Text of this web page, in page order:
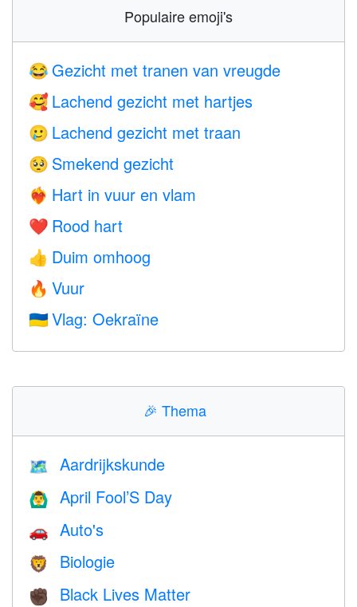
Populaire emoji's
😂 Gezicht met tranen van vreugde
🥰 Lachend gezicht met hartjes
🥲 Lachend gezicht met traan
🥺 Smekend gezicht
❤️‍🔥 Hart in vuur en vlam
❤️ Rood hart
👍 Duim omhoog
🔥 Vuur
🇺🇦 Vlag: Oekraïne
🎉 Thema
🗺 Aardrijkskunde
🙆‍♂️ April Fool’S Day
🚗 Auto's
🦁 Biologie
✊🏿 Black Lives Matter